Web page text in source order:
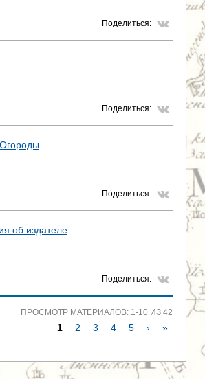
Поделиться:
Поделиться:
Поделиться:
об издателе
Поделиться:
ПРОСМОТР МАТЕРИАЛОВ: 1-10 ИЗ 42
Т
1 2 3 4 5 › »